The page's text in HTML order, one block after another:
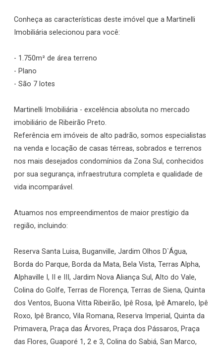
Conheça as características deste imóvel que a Martinelli
Imobiliária selecionou para você:
- 1.750m² de área terreno
- Plano
- São 7 lotes
Martinelli Imobiliária - excelência absoluta no mercado
imobiliário de Ribeirão Preto.
Referência em imóveis de alto padrão, somos especialistas
na venda e locação de casas térreas, sobrados e terrenos
nos mais desejados condomínios da Zona Sul, conhecidos
por sua segurança, infraestrutura completa e qualidade de
vida incomparável.
Atuamos nos empreendimentos de maior prestígio da
região, incluindo:
Reserva Santa Luisa, Buganville, Jardim Olhos D`Água,
Borda do Parque, Borda da Mata, Bela Vista, Terras Alpha,
Alphaville I, II e III, Jardim Nova Aliança Sul, Alto do Vale,
Colina do Golfe, Terras de Florença, Terras de Siena, Quinta
dos Ventos, Buona Vitta Ribeirão, Ipê Rosa, Ipê Amarelo, Ipê
Roxo, Ipê Branco, Vila Romana, Reserva Imperial, Quinta da
Primavera, Praça das Árvores, Praça dos Pássaros, Praça
das Flores, Guaporé 1, 2 e 3, Colina do Sabiá, San Marco,